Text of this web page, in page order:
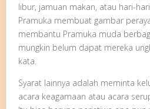
libur, jamuan makan, atau hari-
Pramuka membuat gambar
membantu Pramuka muda
mungkin belum dapat mereka
kata.
Syarat lainnya adalah meminta
acara keagamaan atau acara